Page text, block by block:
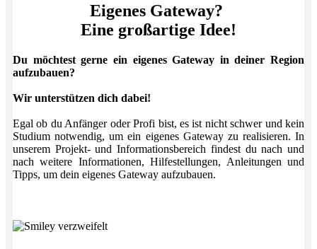
Eigenes Gateway?
Eine großartige Idee!
Du möchtest gerne ein eigenes Gateway in deiner Region
aufzubauen?
Wir unterstützen dich dabei!
Egal ob du Anfänger oder Profi bist, es ist nicht schwer und kein
Studium notwendig, um ein eigenes Gateway zu realisieren. In
unserem Projekt- und Informationsbereich findest du nach und
nach weitere Informationen, Hilfestellungen, Anleitungen und
Tipps, um dein eigenes Gateway aufzubauen.